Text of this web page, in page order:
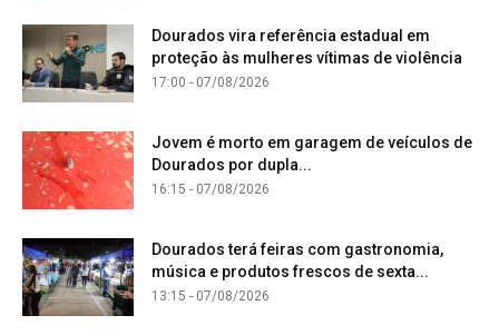
Dourados vira referência estadual em
proteção às mulheres vítimas de violência
17:00 - 07/08/2026
Jovem é morto em garagem de veículos de
Dourados por dupla...
16:15 - 07/08/2026
Dourados terá feiras com gastronomia,
música e produtos frescos de sexta...
13:15 - 07/08/2026